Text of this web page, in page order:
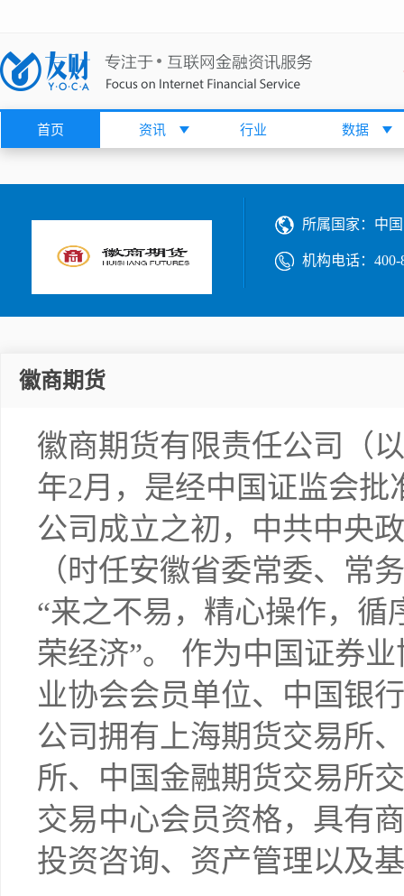
首页 资讯 行业 数据
所属国家： 中国
机构电话： 400-
徽商期货
徽商期货有限责任公司（
年2月，是经中国证监会
公司成立之初，中共中央
（时任安徽省委常委、常
“来之不易，精心操作，
荣经济”。 作为中国证券
业协会会员单位、中国银
公司拥有上海期货交易所
所、中国金融期货交易所
交易中心会员资格，具有
投资咨询、资产管理以及